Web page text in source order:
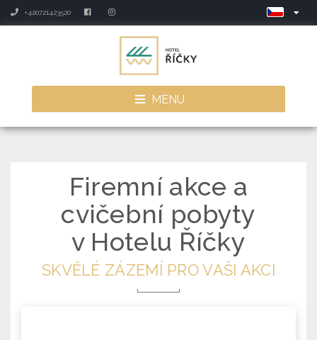
+420721423520
MENU
Firemní akce a
cvičební pobyty
v Hotelu Říčky
SKVĚLÉ ZÁZEMÍ PRO VAŠI AKCI